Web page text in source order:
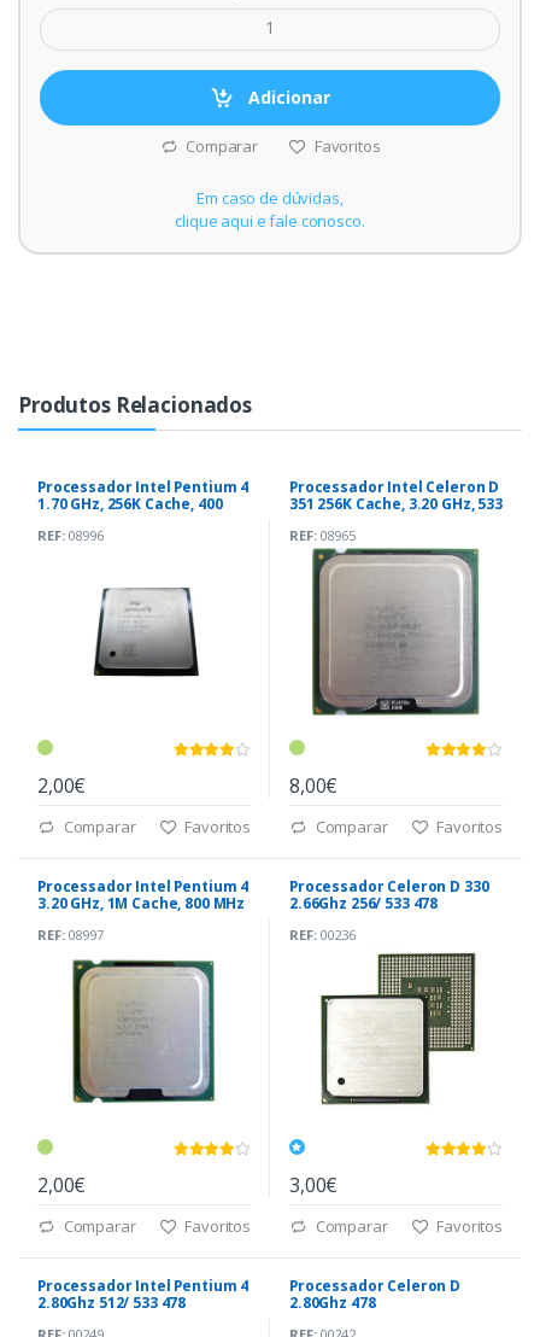
Adicionar
Comparar Favoritos
Em caso de dúvidas,
clique aqui e fale conosco.
Produtos Relacionados
Processador Intel Pentium 4
1.70 GHz, 256K Cache, 400
REF:08996
2,00€
Comparar Favoritos
Processador Intel Celeron D
351 256K Cache, 3.20 GHz, 533
REF:08965
8,00€
Comparar Favoritos
Processador Intel Pentium 4
3.20 GHz, 1M Cache, 800 MHz
REF:08997
2,00€
Comparar Favoritos
Processador Celeron D 330
2.66Ghz 256/ 533 478
REF:00236
3,00€
Comparar Favoritos
Processador Intel Pentium 4
2.80Ghz 512/ 533 478
Processador Celeron D
2.80Ghz 478